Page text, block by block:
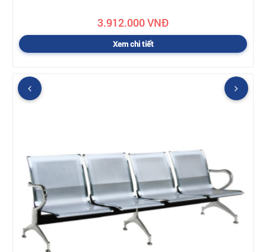
3.912.000 VNĐ
Xem chi tiết